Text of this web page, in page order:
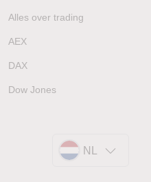
Alles over trading
AEX
DAX
Dow Jones
NL